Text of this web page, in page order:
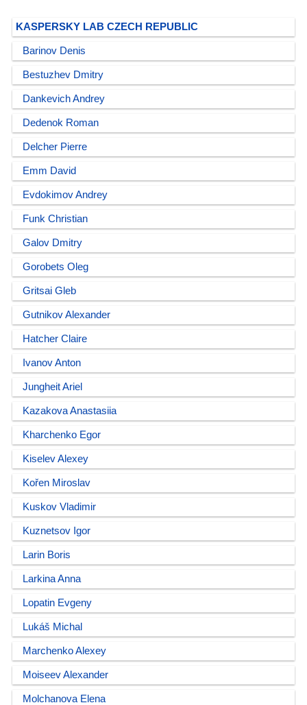
KASPERSKY LAB CZECH REPUBLIC
Barinov Denis
Bestuzhev Dmitry
Dankevich Andrey
Dedenok Roman
Delcher Pierre
Emm David
Evdokimov Andrey
Funk Christian
Galov Dmitry
Gorobets Oleg
Gritsai Gleb
Gutnikov Alexander
Hatcher Claire
Ivanov Anton
Jungheit Ariel
Kazakova Anastasiia
Kharchenko Egor
Kiselev Alexey
Kořen Miroslav
Kuskov Vladimir
Kuznetsov Igor
Larin Boris
Larkina Anna
Lopatin Evgeny
Lukáš Michal
Marchenko Alexey
Moiseev Alexander
Molchanova Elena